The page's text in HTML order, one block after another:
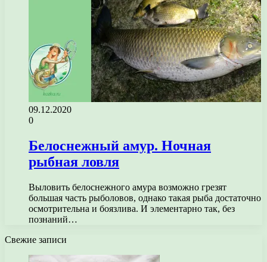
09.12.2020
0
Белоснежный амур. Ночная
рыбная ловля
Выловить белоснежного амура возможно грезят
большая часть рыболовов, однако такая рыба достаточно
осмотрительна и боязлива. И элементарно так, без
познаний…
Свежие записи